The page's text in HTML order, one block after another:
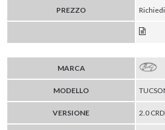
PREZZO
MARCA
MODELLO
VERSIONE 2.0